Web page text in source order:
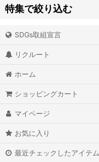
並び順:
特集で絞り込む
アイオライト
アイスクォーツ
アイリスクォーツ
SDGs取組宣言
リクルート
ホーム
ショッピングカート
マイページ
お気に入り
最近チェックしたアイテム